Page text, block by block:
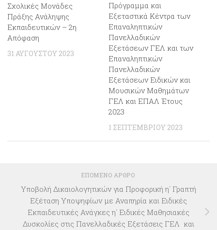
Σχολικές Μονάδες
Πράξης Ανάληψης
Εκπαιδευτικών – 2η
Απόφαση
31 ΑΥΓΟΎΣΤΟΥ 2023
Πρόγραμμα και
Εξεταστικά Κέντρα των
Επαναληπτικών
Πανελλαδικών
Εξετάσεων ΓΕΛ και των
Επαναληπτικών
Πανελλαδικών
Εξετάσεων Ειδικών και
Μουσικών Μαθημάτων
ΓΕΛ και ΕΠΑΛ Έτους
2023
1 ΣΕΠΤΕΜΒΡΊΟΥ 2023
ΕΠΌΜΕΝΟ ΆΡΘΡΟ
Υποβολή Δικαιολογητικών για Προφορική η΄ Γραπτή
Εξέταση Υποψηφίων με Αναπηρία και Ειδικές
Εκπαιδευτικές Ανάγκες η΄ Ειδικές Μαθησιακές
Δυσκολίες στις Πανελλαδικές Εξετάσεις ΓΕΛ και